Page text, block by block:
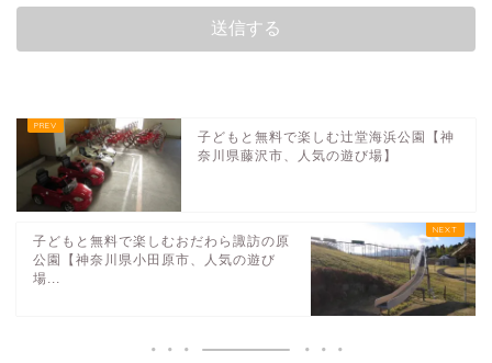
子どもと無料で楽しむ辻堂海浜公園【神
奈川県藤沢市、人気の遊び場】
子どもと無料で楽しむおだわら諏訪の原
公園【神奈川県小田原市、人気の遊び
場...